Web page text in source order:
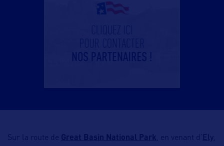
Sur la route de Great Basin National Park , en venant d’ Ely